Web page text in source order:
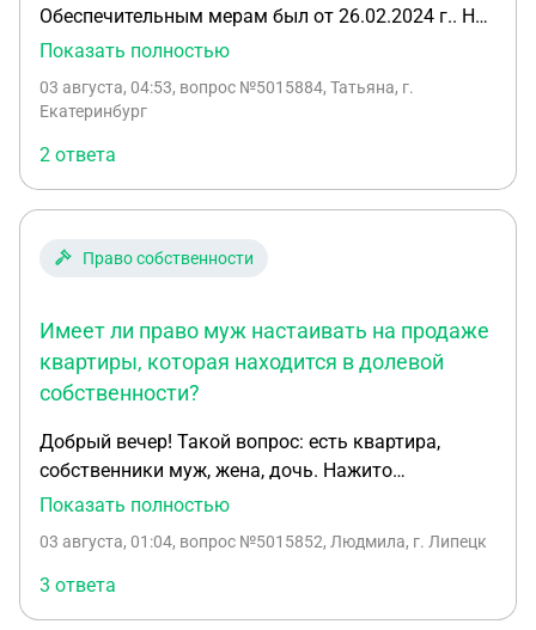
Обеспечительным мерам был от 26.02.2024 г.. Но
иск провалялся в суде 1, 5 года. Исполнительное
Должник продал имущество 05.04.2024 г. Можно
Показать полностью
03 августа, 04:53, вопрос №5015884, Татьяна, г.
Екатеринбург
2 ответа
Право собственности
Имеет ли право муж настаивать на продаже
квартиры, которая находится в долевой
собственности?
Добрый вечер! Такой вопрос: есть квартира,
собственники муж, жена, дочь. Нажито
совместно. В браке 25 лет. Сейчас муж решил
долги, которые брали на погашение его же
долгов. Он настаивает на продаже квартиры,
чтобы забрать свою долю. Жена и дочь не хотят
Показать полностью
03 августа, 01:04, вопрос №5015852, Людмила, г. Липецк
3 ответа